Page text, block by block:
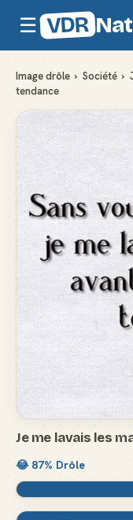
☰ VDR
Image drôle › Société ›
tendance
Je me lavais les
😂 87% Drôle